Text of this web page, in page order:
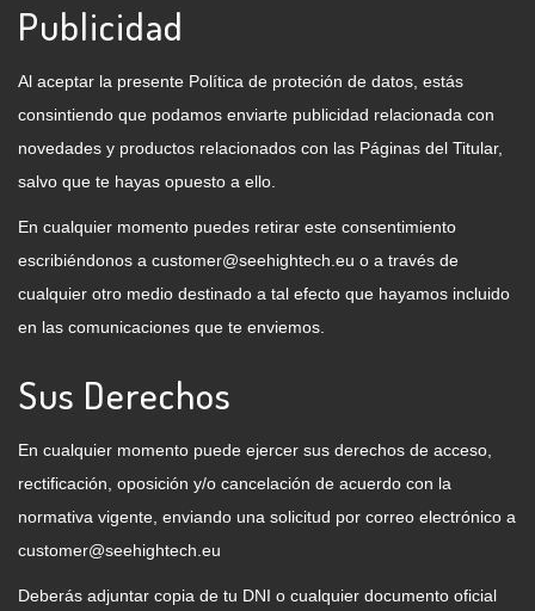
Publicidad
Al aceptar la presente Política de proteción de datos, estás
consintiendo que podamos enviarte publicidad relacionada con
novedades y productos relacionados con las Páginas del Titular,
salvo que te hayas opuesto a ello.
En cualquier momento puedes retirar este consentimiento
escribiéndonos a customer@seehightech.eu o a través de
cualquier otro medio destinado a tal efecto que hayamos incluido
en las comunicaciones que te enviemos.
Sus Derechos
En cualquier momento puede ejercer sus derechos de acceso,
rectificación, oposición y/o cancelación de acuerdo con la
normativa vigente, enviando una solicitud por correo electrónico a
customer@seehightech.eu
Deberás adjuntar copia de tu DNI o cualquier documento oficial